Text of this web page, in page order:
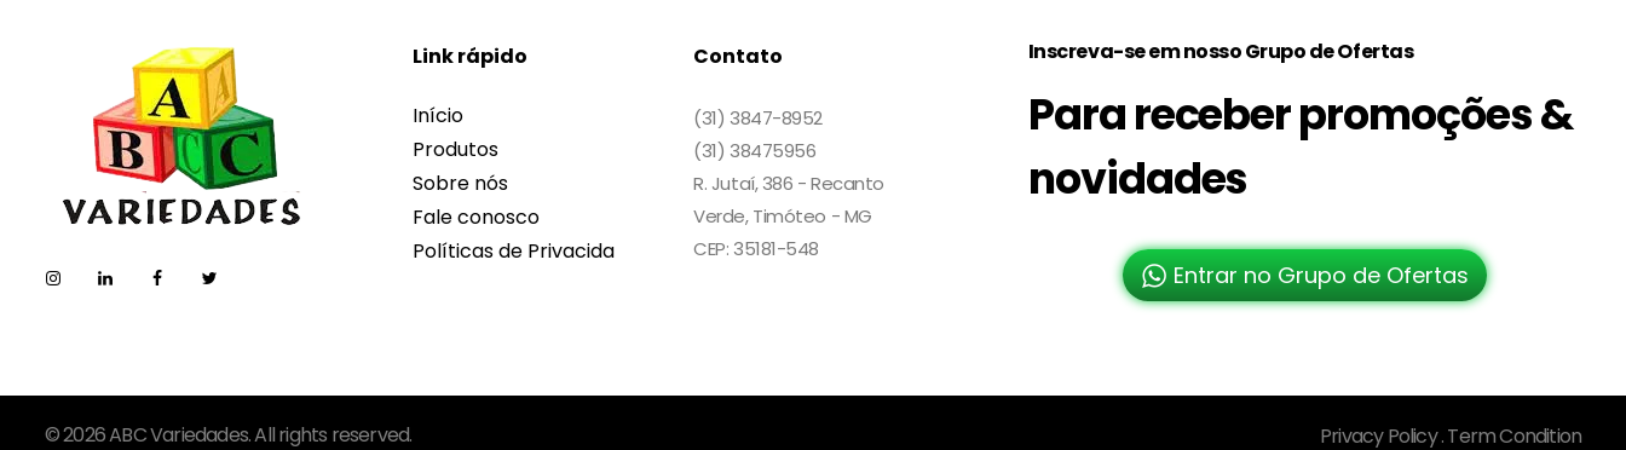
Link rápido
Início
Produtos
Sobre nós
Fale conosco
Políticas de Privacida
Contato
(31) 3847-8952
(31) 38475956
R. Jutaí, 386 - Recanto
Verde, Timóteo - MG
CEP: 35181-548
Inscreva-se em nosso Grupo de Ofertas
Para receber promoções &
novidades
Entrar no Grupo de Ofertas
© 2026 ABC Variedades. All rights reserved. Privacy Policy . Term Condition